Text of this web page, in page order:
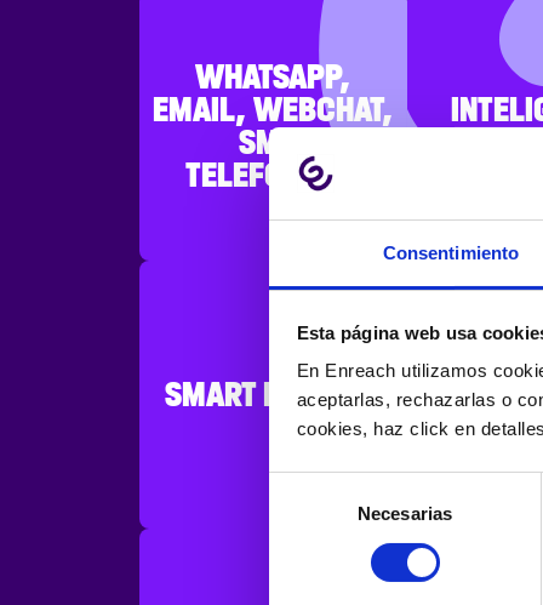
Consentimiento
Esta página web usa
En Enreach utilizamos
aceptarlas, rechazarlas o
cookies, haz click en
consentimiento
Necesarias
WHATSAPP,
EMAIL, WEBCHAT,
SMS,
TELEFONÍA...
SMART ROUTING